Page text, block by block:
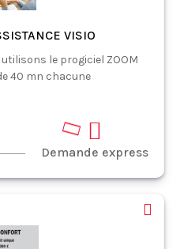
VISIO
utilisons le progiciel ZOOM
40 mn chacune
Demande express